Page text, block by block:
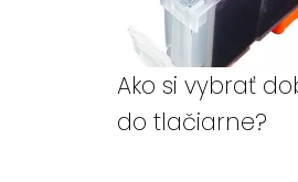
Ako si vybrať
do tlačiarne?